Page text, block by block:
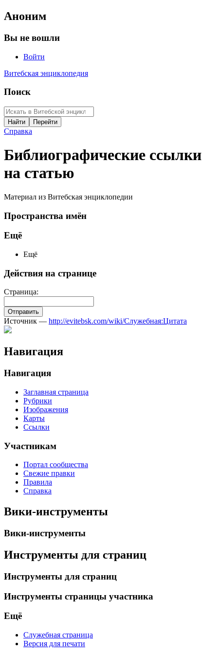
Аноним
Вы не вошли
Войти
Витебская энциклопедия
Поиск
Справка
Библиографические ссылки
на статью
Материал из Витебская энциклопедии
Пространства имён
Ещё
Ещё
Действия на странице
Страница:
Отправить
Источник — http://evitebsk.com/wiki/Служебная:Цитата
Навигация
Навигация
Заглавная страница
Рубрики
Изображения
Карты
Ссылки
Участникам
Портал сообщества
Свежие правки
Правила
Справка
Вики-инструменты
Вики-инструменты
Инструменты для страниц
Инструменты для страниц
Инструменты страницы участника
Ещё
Служебная страница
Версия для печати